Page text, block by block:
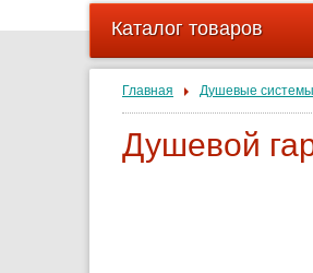
Каталог товаров
Главная Душевые системы
Душевой